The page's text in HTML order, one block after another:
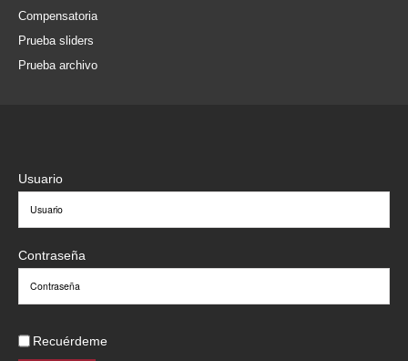
Compensatoria
Prueba sliders
Prueba archivo
Usuario
Contraseña
Recuérdeme